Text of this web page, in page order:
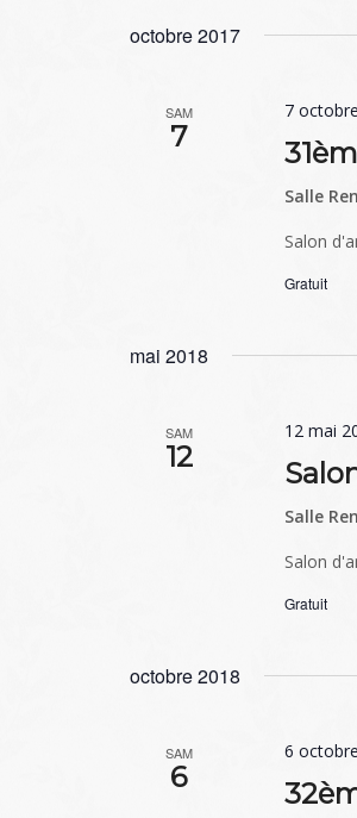
octobre 2017
SAM
7
7
Salle
Salon
Gratuit
mai 2018
SAM
12
12 mai
Salle
Salon
Gratuit
octobre 2018
SAM
6
6